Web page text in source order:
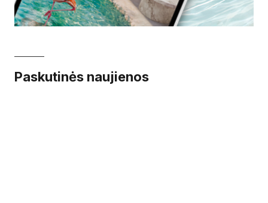
Paskutinės naujienos